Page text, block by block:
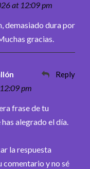
at 12:09 pm
demasiado dura por
gracias.
pm
Reply
frase de tu
alegrado el día.
la respuesta
comentario y no sé